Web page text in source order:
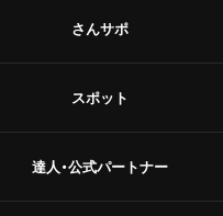
さんサポ
スポット
達人・公式パートナー